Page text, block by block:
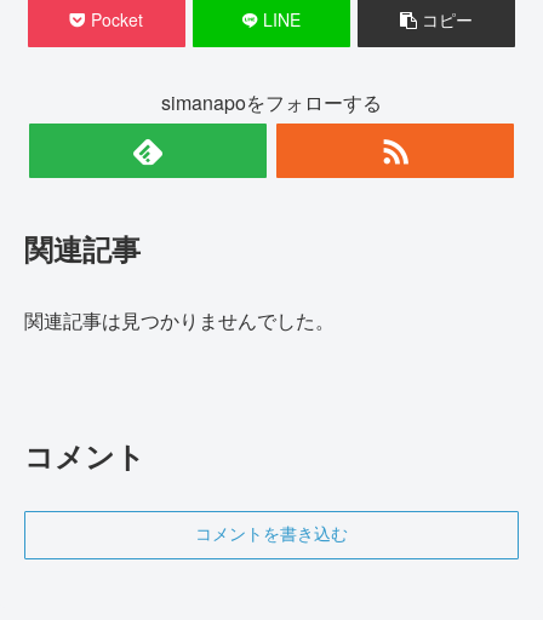
Pocket LINE コピー
simanapoをフォローする
関連記事
関連記事は見つかりませんでした。
コメント
コメントを書き込む